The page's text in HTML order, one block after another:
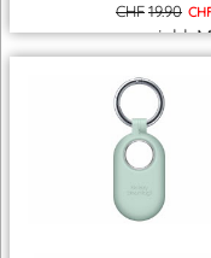
CHF19.90
inkl.
zzgl.